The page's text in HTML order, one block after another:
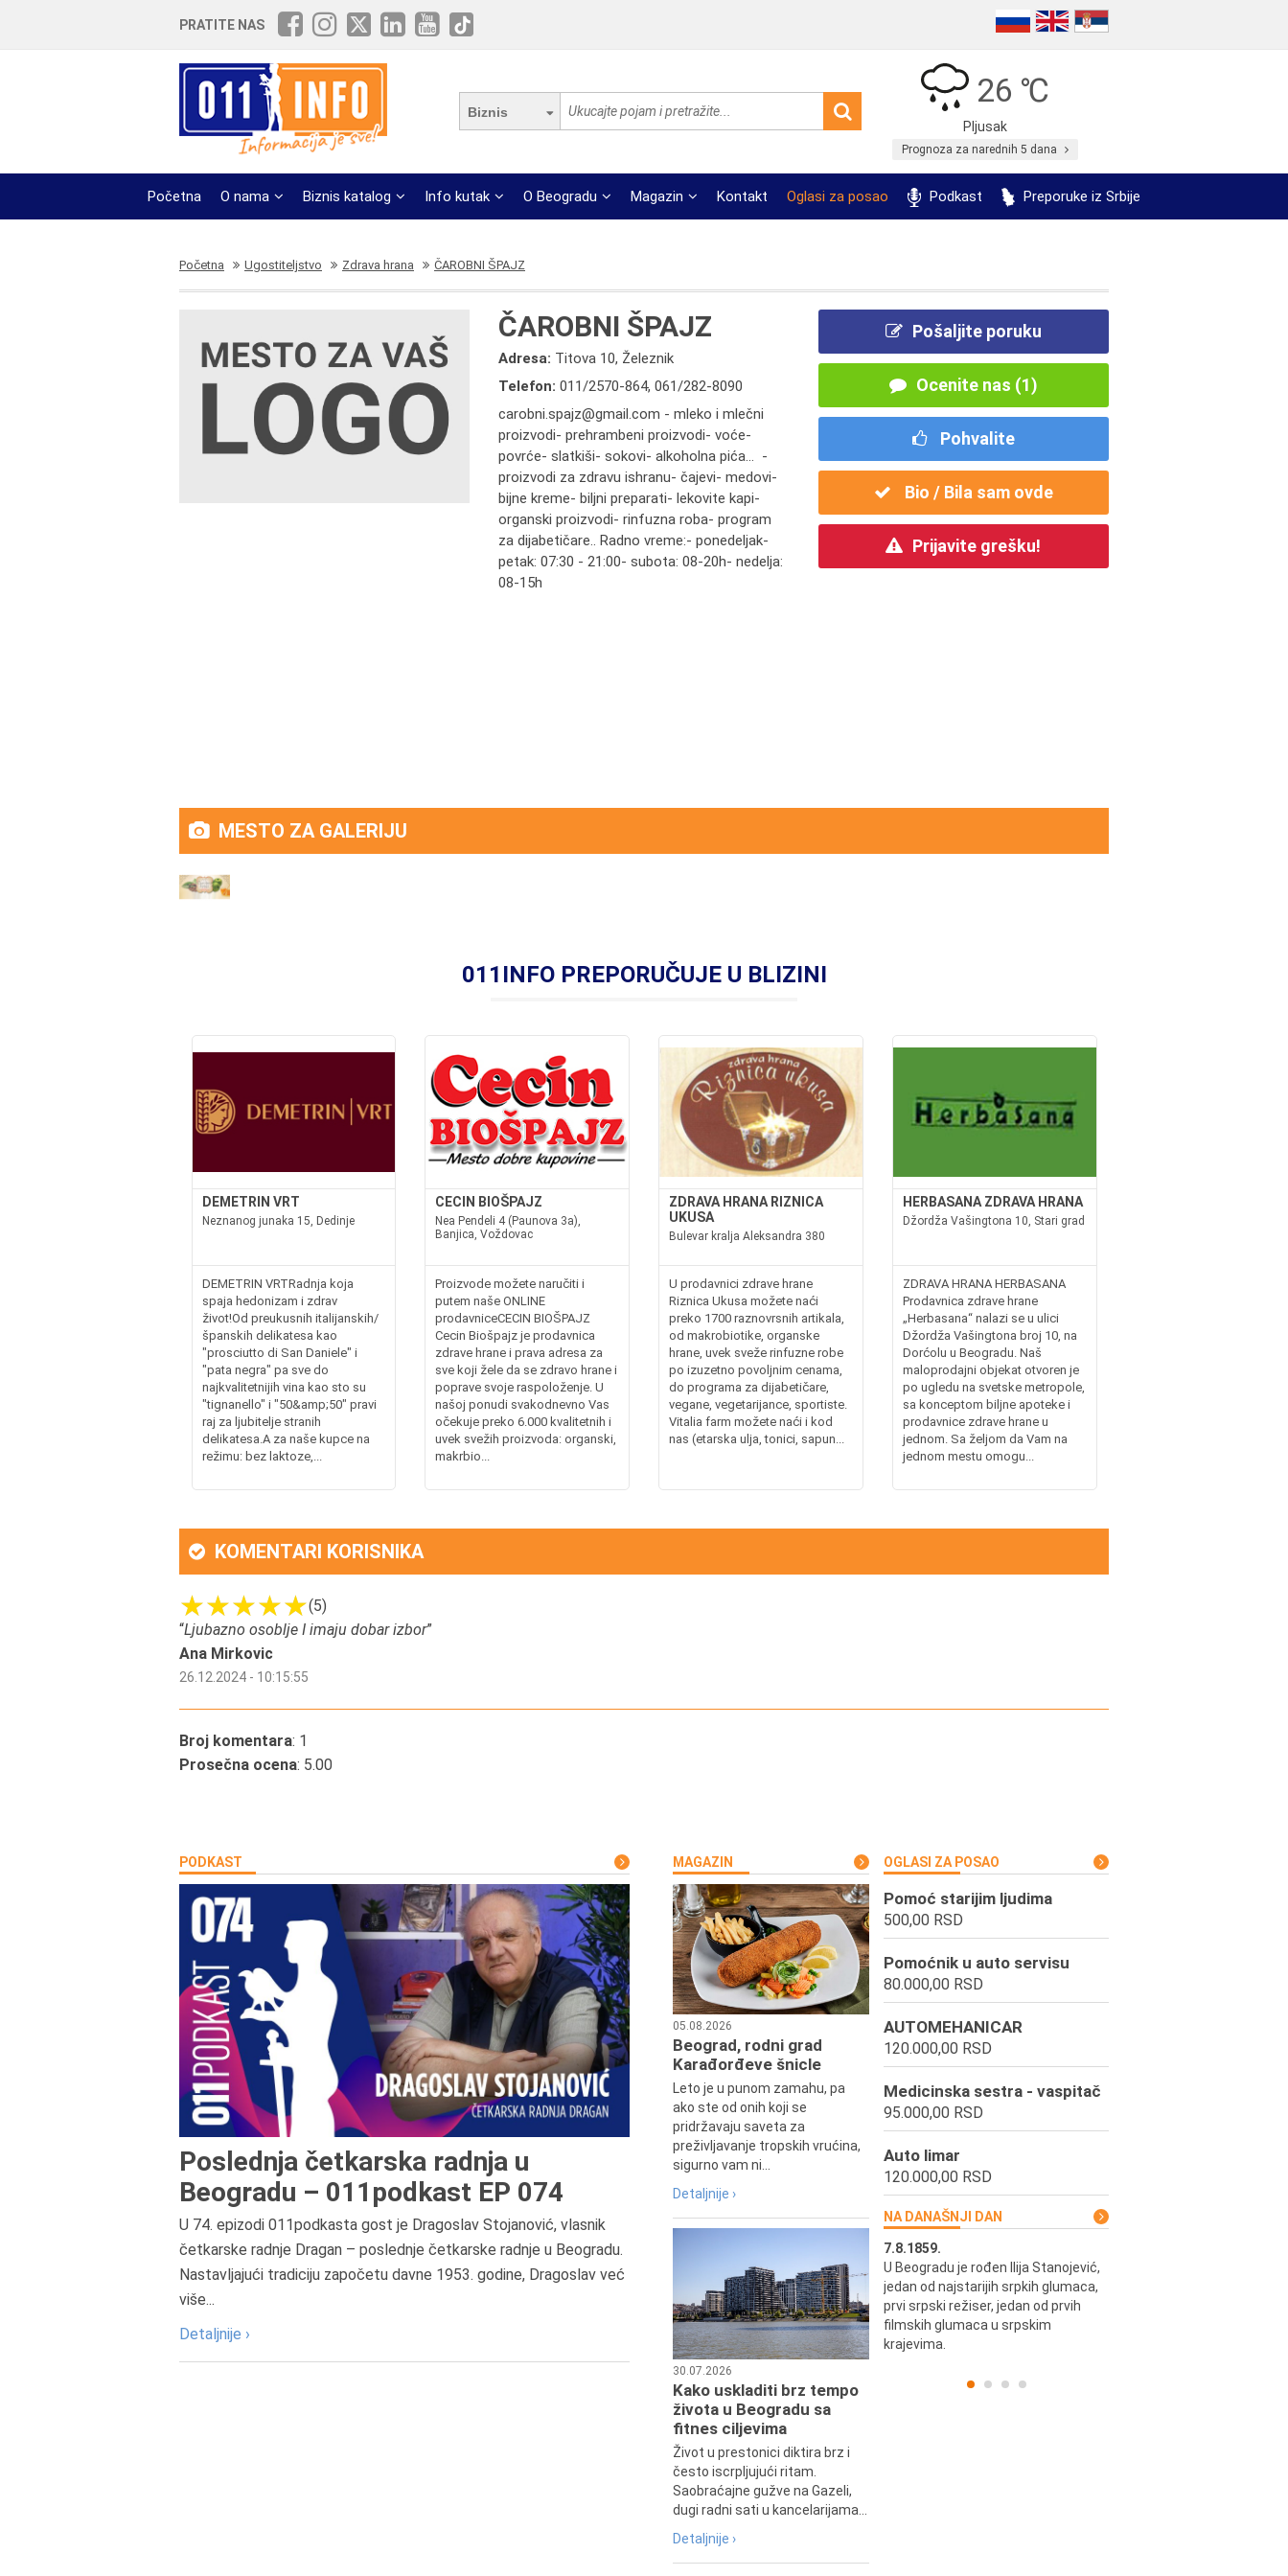
PRATITE NAS
Biznis
26 ℃
Pljusak
Prognoza za narednih 5 dana
Početna O nama Biznis katalog Info kutak O Beogradu Magazin Kontakt Oglasi za posao Podkast Preporuke iz Srbije
Početna Ugostiteljstvo Zdrava hrana ČAROBNI ŠPAJZ
ČAROBNI ŠPAJZ
Adresa: Titova 10, Železnik
Telefon:011/2570-864,061/282-8090
carobni.spajz@gmail.com - mleko i mlečni
proizvodi- prehrambeni proizvodi- voće-
povrće- slatkiši- sokovi- alkoholna pića... -
proizvodi za zdravu ishranu- čajevi- medovi-
bijne kreme- biljni preparati- lekovite kapi-
organski proizvodi- rinfuzna roba- program
za dijabetičare.. Radno vreme:- ponedeljak-
petak: 07:30 - 21:00- subota: 08-20h- nedelja:
08-15h
Pošaljite poruku
Ocenite nas (1)
Pohvalite
Bio / Bila sam ovde
Prijavite grešku!
MESTO ZA GALERIJU
011INFO PREPORUČUJE U BLIZINI
DEMETRIN VRT
Neznanog junaka 15, Dedinje
DEMETRIN VRTRadnja koja
spaja hedonizam i zdrav
život!Od preukusnih italijanskih/
španskih delikatesa kao
"prosciutto di San Daniele" i
"pata negra" pa sve do
najkvalitetnijih vina kao sto su
"tignanello" i "50&amp;50" pravi
raj za ljubitelje stranih
delikatesa.A za naše kupce na
režimu: bez laktoze,...
CECIN BIOŠPAJZ
Nea Pendeli 4 (Paunova 3a),
Banjica, Voždovac
Proizvode možete naručiti i
putem naše ONLINE
prodavniceCECIN BIOŠPAJZ
Cecin Biošpajz je prodavnica
zdrave hrane i prava adresa za
sve koji žele da se zdravo hrane i
poprave svoje raspoloženje. U
našoj ponudi svakodnevno Vas
očekuje preko 6.000 kvalitetnih i
uvek svežih proizvoda: organski,
makrbio...
ZDRAVA HRANA RIZNICA
UKUSA
Bulevar kralja Aleksandra 380
U prodavnici zdrave hrane
Riznica Ukusa možete naći
preko 1700 raznovrsnih artikala,
od makrobiotike, organske
hrane, uvek sveže rinfuzne robe
po izuzetno povoljnim cenama,
do programa za dijabetičare,
vegane, vegetarijance, sportiste.
Vitalia farm možete naći i kod
nas (etarska ulja, tonici, sapun...
HERBASANA ZDRAVA HRANA
Džordža Vašingtona 10, Stari grad
ZDRAVA HRANA HERBASANA
Prodavnica zdrave hrane
„Herbasana“ nalazi se u ulici
Džordža Vašingtona broj 10, na
Dorćolu u Beogradu. Naš
maloprodajni objekat otvoren je
po ugledu na svetske metropole,
sa konceptom biljne apoteke i
prodavnice zdrave hrane u
jednom. Sa željom da Vam na
jednom mestu omogu...
KOMENTARI KORISNIKA
(5)
“Ljubazno osoblje I imaju dobar izbor”
Ana Mirkovic
26.12.2024 - 10:15:55
Broj komentara: 1
Prosečna ocena: 5.00
PODKAST
Poslednja četkarska radnja u
Beogradu – 011podkast EP 074
U 74. epizodi 011podkasta gost je Dragoslav Stojanović, vlasnik
četkarske radnje Dragan – poslednje četkarske radnje u Beogradu.
Nastavljajući tradiciju započetu davne 1953. godine, Dragoslav već
više...
Detaljnije ›
MAGAZIN
05.08.2026
Beograd, rodni grad
Karađorđeve šnicle
Leto je u punom zamahu, pa
ako ste od onih koji se
pridržavaju saveta za
preživljavanje tropskih vrućina,
sigurno vam ni...
Detaljnije ›
30.07.2026
Kako uskladiti brz tempo
života u Beogradu sa
fitnes ciljevima
Život u prestonici diktira brz i
često iscrpljujući ritam.
Saobraćajne gužve na Gazeli,
dugi radni sati u kancelarijama...
Detaljnije ›
OGLASI ZA POSAO
Pomoć starijim ljudima
500,00 RSD
Pomoćnik u auto servisu
80.000,00 RSD
AUTOMEHANICAR
120.000,00 RSD
Medicinska sestra - vaspitač
95.000,00 RSD
Auto limar
120.000,00 RSD
NA DANAŠNJI DAN
Preminula je Đurđija Cvetić,
pozorišna, filmska i TV glumica.
7.8.1859.
U Beogradu je rođen Ilija Stanojević,
jedan od najstarijih srpkih glumaca,
prvi srpski režiser, jedan od prvih
filmskih glumaca u srpskim
krajevima.